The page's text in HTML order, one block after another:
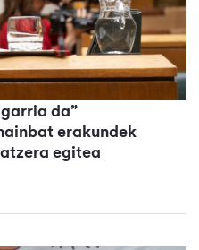
da”
erakundek
egitea